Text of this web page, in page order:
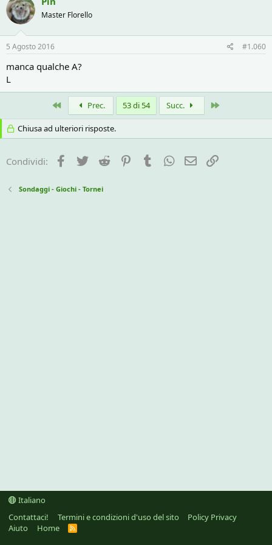
Master Florello
5 Agosto 2016 #1.060
manca qualche A?
L
Primo Prec. 53 di 54 Succ.
Chiusa ad ulteriori risposte.
Condividi: Facebook
Twitter Reddit PinterestTumblrWhatsApp
e-mail
Sondaggi - Giochi - Tornei
Italiano
Contattaci!
Termini e condizioni d'uso del sito
Policy Privacy
Aiuto
Home
R